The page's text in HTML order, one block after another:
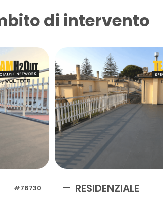
di intervento
#76730 RESIDENZIALE